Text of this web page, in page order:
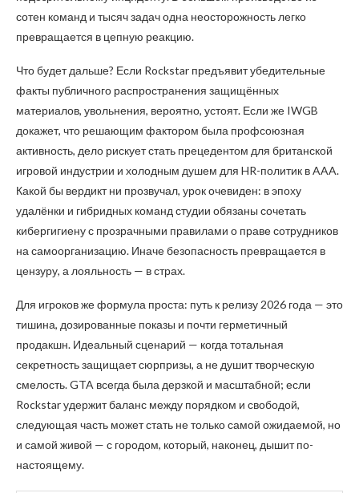
сотен команд и тысяч задач одна неосторожность легко
превращается в цепную реакцию.
Что будет дальше? Если Rockstar предъявит убедительные
факты публичного распространения защищённых
материалов, увольнения, вероятно, устоят. Если же IWGB
докажет, что решающим фактором была профсоюзная
активность, дело рискует стать прецедентом для британской
игровой индустрии и холодным душем для HR-политик в AAA.
Какой бы вердикт ни прозвучал, урок очевиден: в эпоху
удалёнки и гибридных команд студии обязаны сочетать
кибергигиену с прозрачными правилами о праве сотрудников
на самоорганизацию. Иначе безопасность превращается в
цензуру, а лояльность — в страх.
Для игроков же формула проста: путь к релизу 2026 года — это
тишина, дозированные показы и почти герметичный
продакшн. Идеальный сценарий — когда тотальная
секретность защищает сюрпризы, а не душит творческую
смелость. GTA всегда была дерзкой и масштабной; если
Rockstar удержит баланс между порядком и свободой,
следующая часть может стать не только самой ожидаемой, но
и самой живой — с городом, который, наконец, дышит по-
настоящему.